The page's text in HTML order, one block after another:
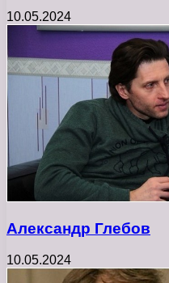
10.05.2024
Александр Глебов
10.05.2024